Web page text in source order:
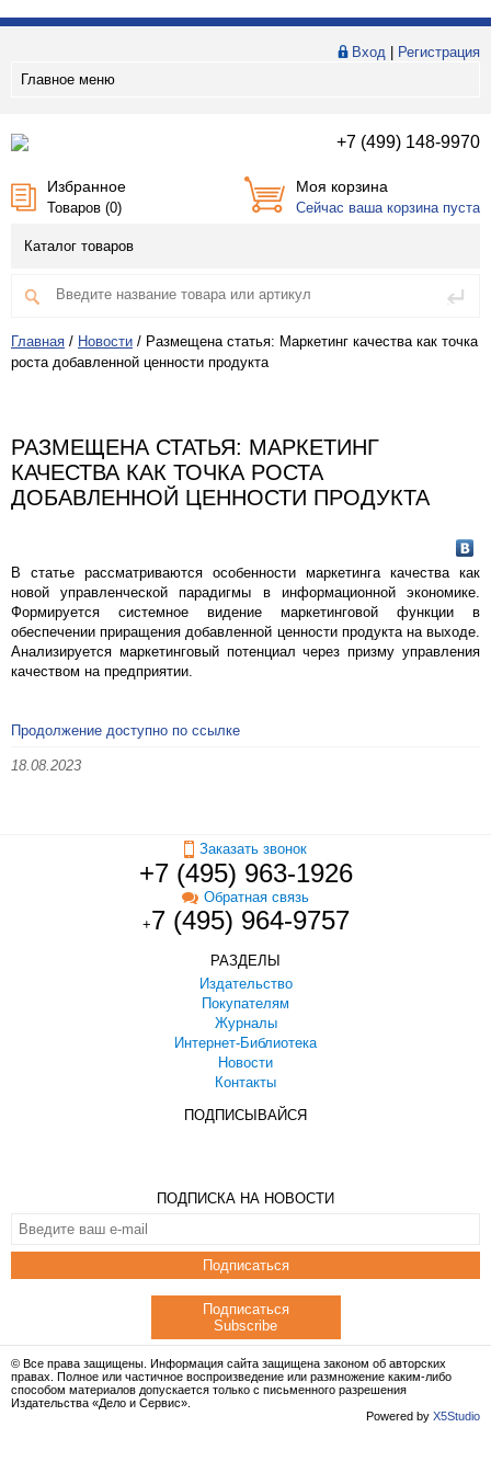
Вход
Регистрация
Главное меню
+7 (499) 148-9970
Избранное
Товаров (0)
Моя корзина
Сейчас ваша корзина пуста
Каталог товаров
Главная / Новости / Размещена статья: Маркетинг качества как точка
роста добавленной ценности продукта
РАЗМЕЩЕНА СТАТЬЯ: МАРКЕТИНГ
КАЧЕСТВА КАК ТОЧКА РОСТА
ДОБАВЛЕННОЙ ЦЕННОСТИ ПРОДУКТА
В статье рассматриваются особенности маркетинга качества как
новой управленческой парадигмы в информационной экономике.
Формируется системное видение маркетинговой функции в
обеспечении приращения добавленной ценности продукта на выходе.
Анализируется маркетинговый потенциал через призму управления
качеством на предприятии.
Продолжение доступно по ссылке
18.08.2023
Заказать звонок
+7 (495) 963-1926
Обратная связь
+7 (495) 964-9757
РАЗДЕЛЫ
Издательство
Покупателям
Журналы
Интернет-Библиотека
Новости
Контакты
ПОДПИСЫВАЙСЯ
ПОДПИСКА НА НОВОСТИ
Подписаться
Подписаться
Subscribe
© Все права защищены. Информация сайта защищена законом об авторских
правах. Полное или частичное воспроизведение или размножение каким-либо
способом материалов допускается только с письменного разрешения
Издательства «Дело и Сервис».
Powered by X5Studio